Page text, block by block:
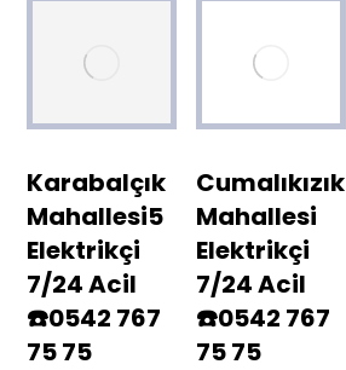
Karabalçık
Mahallesi5
Elektrikçi
7/24 Acil
☎️0542 767
75 75
Cumalıkızık
Mahallesi
Elektrikçi
7/24 Acil
☎️0542 767
75 75